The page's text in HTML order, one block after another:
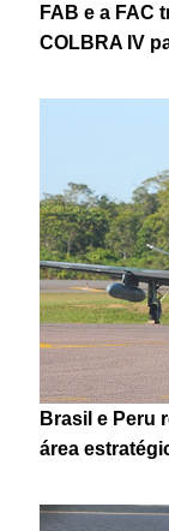
FAB e a FAC
COLBRA IV
Brasil e Peru
área